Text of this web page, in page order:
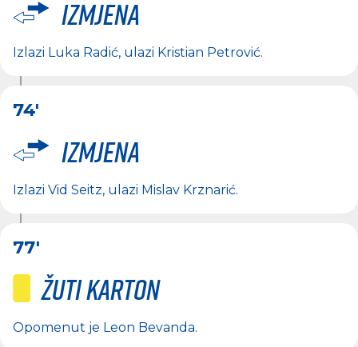
Izmjena
Izlazi Luka Radić, ulazi Kristian Petrović.
74'
Izmjena
Izlazi Vid Seitz, ulazi Mislav Krznarić.
77'
Žuti karton
Opomenut je Leon Bevanda.